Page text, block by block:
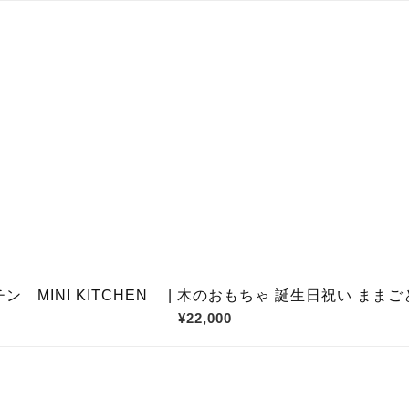
ン MINI KITCHEN | 木のおもちゃ 誕生日祝い ままご
¥22,000